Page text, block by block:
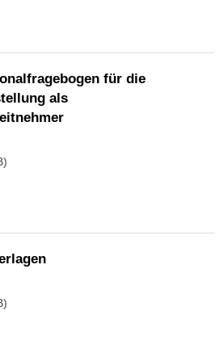
für die
als